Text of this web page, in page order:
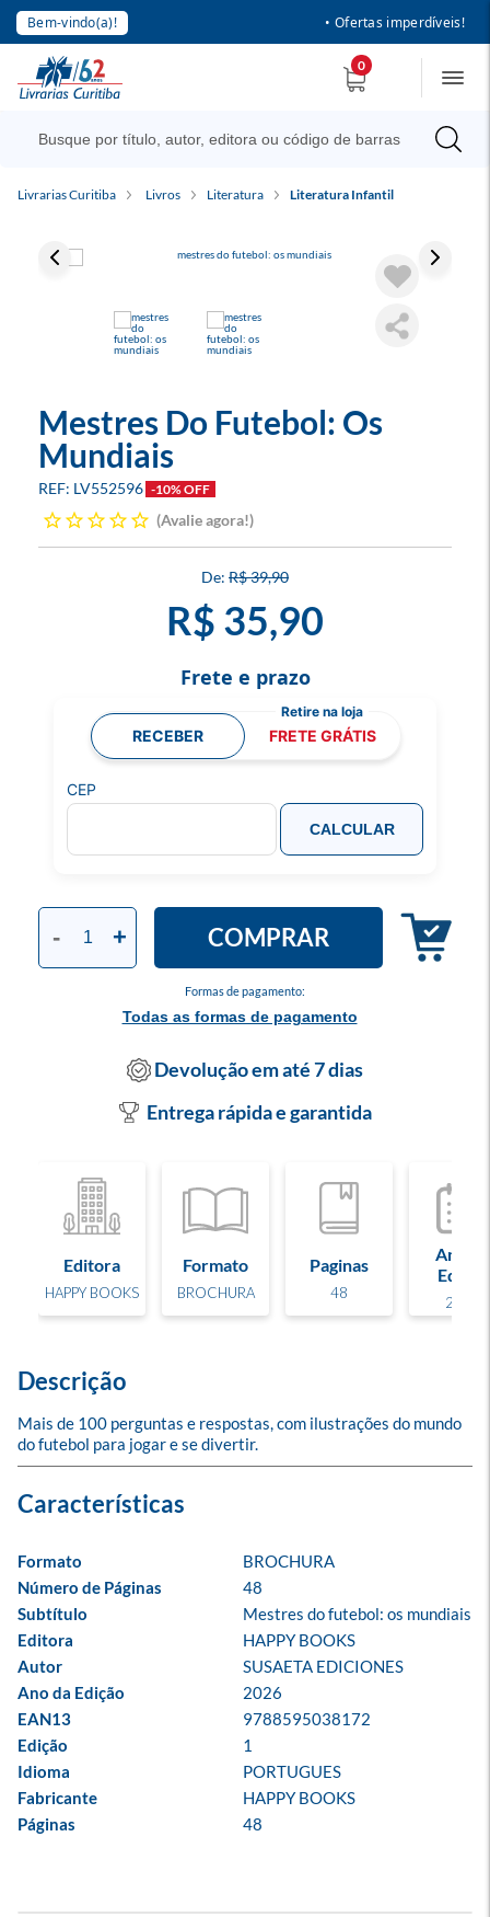
Bem-vindo(a)! • Ofertas imperdíveis!
0
Livrarias Curitiba Livros Literatura Literatura Infantil
Mestres Do Futebol: Os
Mundiais
LV552596 -10% OFF
Avalie agora!
R$ 39,90
R$ 35,90
Formas de pagamento:
Todas as formas de pagamento
- + COMPRAR
Frete e prazo
RECEBER FRETE GRÁTIS
CEP
CALCULAR
Devolução em até 7 dias
Entrega rápida e garantida
Editora
HAPPY BOOKS
Formato
BROCHURA
Paginas
48
Ano de
Edição
2026
Descrição
Mais de 100 perguntas e respostas, com ilustrações do mundo
do futebol para jogar e se divertir.
Formato
BROCHURA
Número de Páginas
48
Subtítulo
Mestres do futebol: os mundiais
Editora
HAPPY BOOKS
Autor
SUSAETA EDICIONES
Ano da Edição
2026
EAN13
9788595038172
Edição
1
Idioma
PORTUGUES
Fabricante
HAPPY BOOKS
Páginas
48